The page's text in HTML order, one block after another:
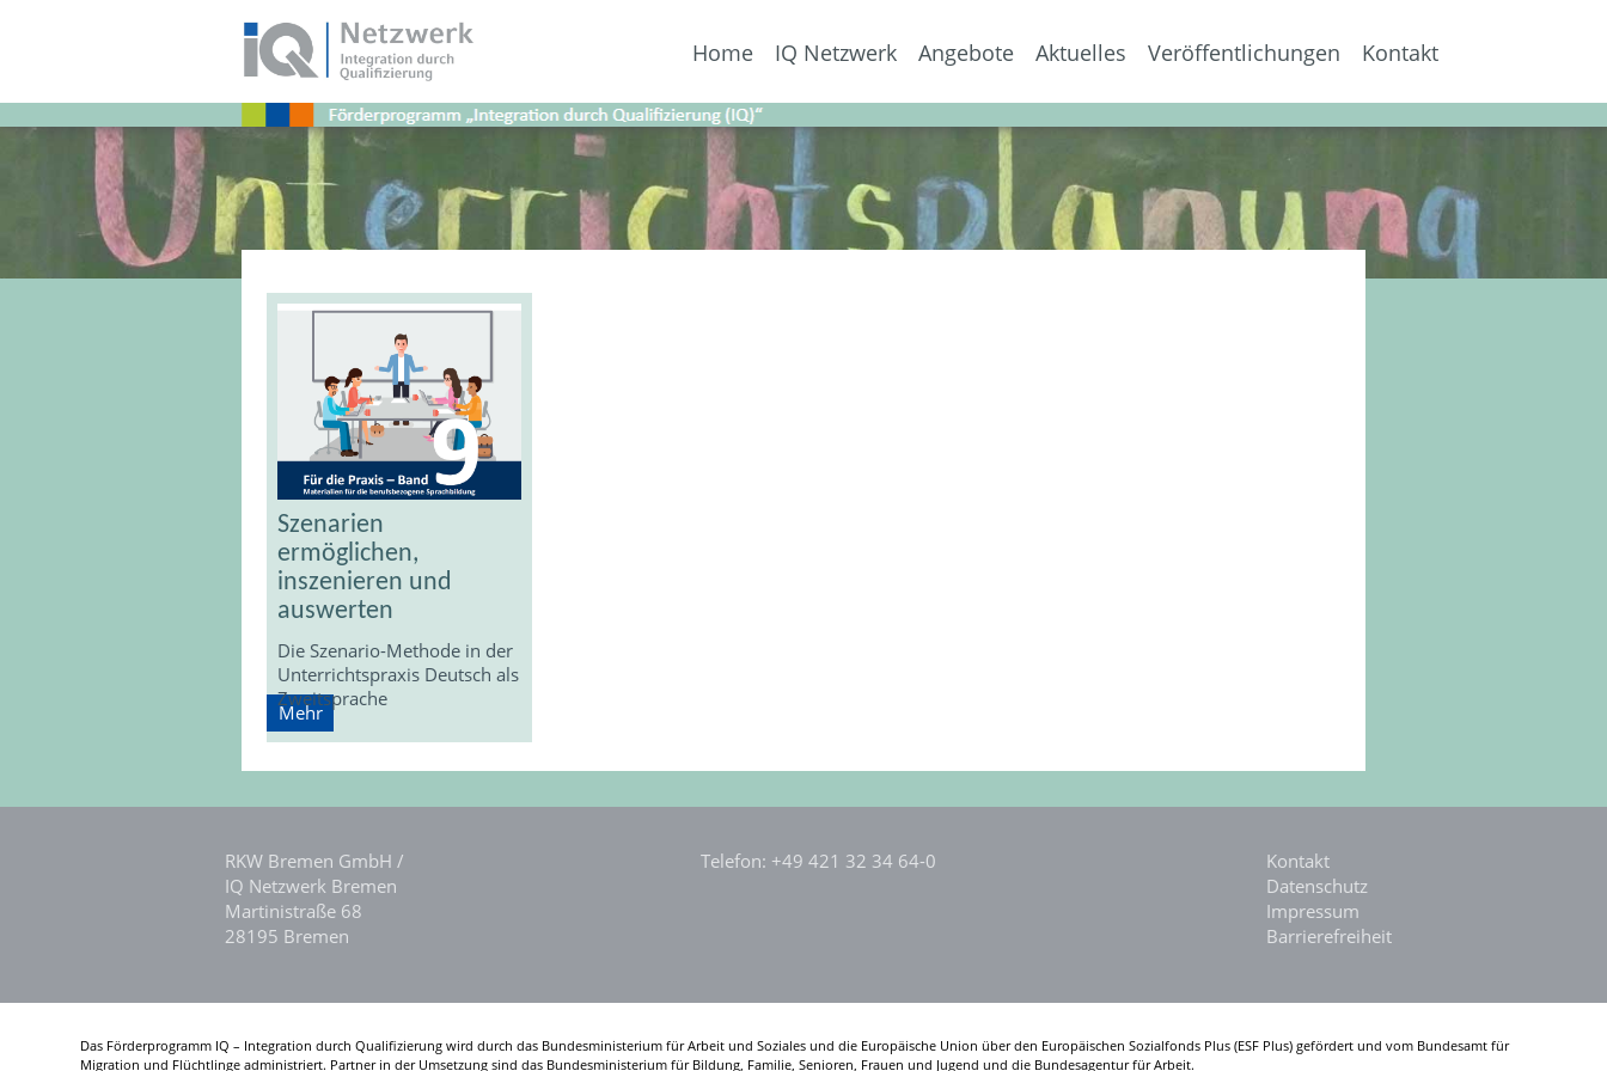
Home IQ Netzwerk Angebote Aktuelles Veröffentlichungen Kontakt
Schlagwort:
zugewanderte
Lehrer
Szenarien
ermöglichen,
inszenieren und
auswerten
Die Szenario-Methode in der
Unterrichtspraxis Deutsch als
Zweitsprache
Mehr
RKW Bremen GmbH /
IQ Netzwerk Bremen
Martinistraße 68
28195 Bremen
Telefon: +49 421 32 34 64-0
Kontakt
Datenschutz
Impressum
Barrierefreiheit
Das Förderprogramm IQ – Integration durch Qualifizierung wird durch das Bundesministerium für Arbeit und Soziales und die Europäische Union über den Europäischen Sozialfonds Plus (ESF Plus) gefördert und vom Bundesamt für
Migration und Flüchtlinge administriert. Partner in der Umsetzung sind das Bundesministerium für Bildung, Familie, Senioren, Frauen und Jugend und die Bundesagentur für Arbeit.